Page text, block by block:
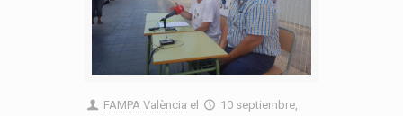
FAMPA València el
10 septiembre,